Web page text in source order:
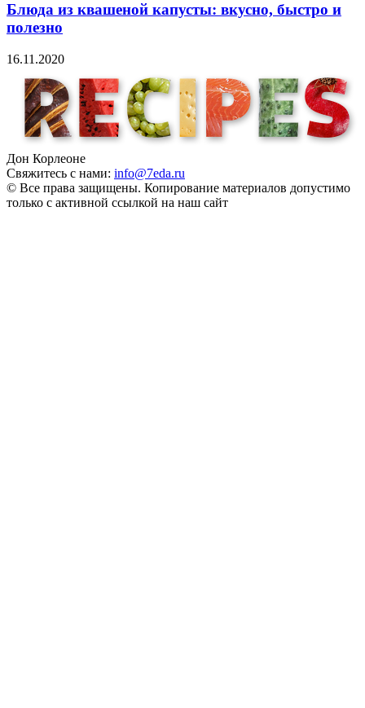
Блюда из квашеной капусты: вкусно, быстро и
полезно
16.11.2020
Дон Корлеоне
Свяжитесь с нами: info@7eda.ru
© Все права защищены. Копирование материалов допустимо
только с активной ссылкой на наш сайт